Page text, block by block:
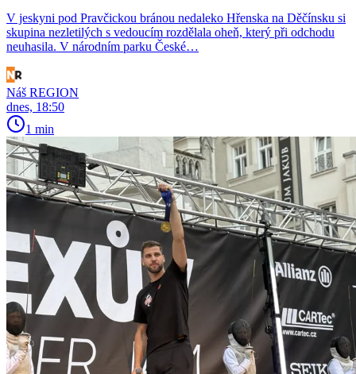
V jeskyni pod Pravčickou bránou nedaleko Hřenska na Děčínsku si
skupina nezletilých s vedoucím rozdělala oheň, který při odchodu
neuhasila. V národním parku České…
Náš REGION
dnes, 18:50
1 min